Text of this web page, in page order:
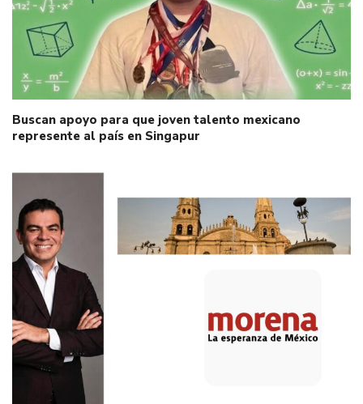
Buscan apoyo para que joven talento mexicano
represente al país en Singapur